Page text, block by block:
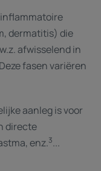
dermatitis) die
afwisselend in
fasen variëren
aanleg is voor
directe
enz.3...